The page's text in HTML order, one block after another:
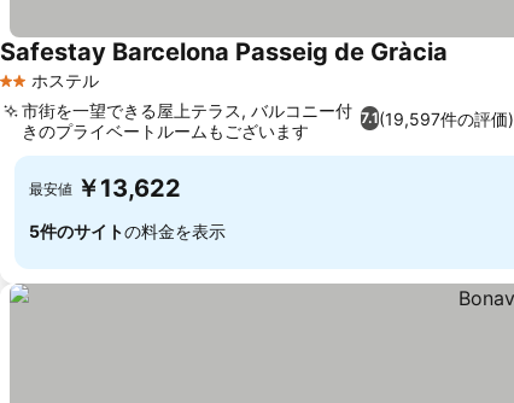
2 ホテルのランク
ホステル
Safestay Barcelona Passeig de Gràcia
7.1(19,597件の評価)
市街を一望できる屋上テラス, バルコニー付
きのプライベートルームもございます
最安値 ￥13,622
5件のサイトの料金を表示